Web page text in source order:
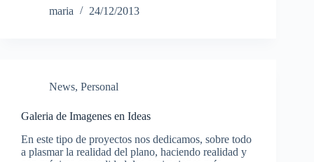
maria 24/12/2013
News, Personal
Galeria de Imagenes en Ideas
En este tipo de proyectos nos dedicamos, sobre todo
a plasmar la realidad del plano, haciendo realidad y